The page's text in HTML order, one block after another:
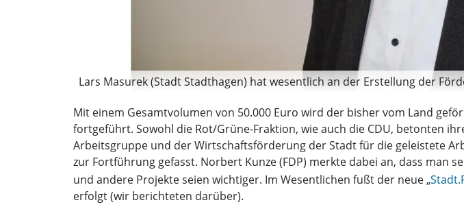
Lars Masurek (Stadt Stadthagen) hat wesentlich an der Erstellung der
Mit einem Gesamtvolumen von 50.000 Euro wird der bisher vom Land
fortgeführt. Sowohl die Rot/Grüne-Fraktion, wie auch die CDU, betonten
Arbeitsgruppe und der Wirtschaftsförderung der Stadt für die geleistete
zur Fortführung gefasst. Norbert Kunze (FDP) merkte dabei an, dass man
und andere Projekte seien wichtiger. Im Wesentlichen fußt der neue „
erfolgt (wir berichteten darüber).